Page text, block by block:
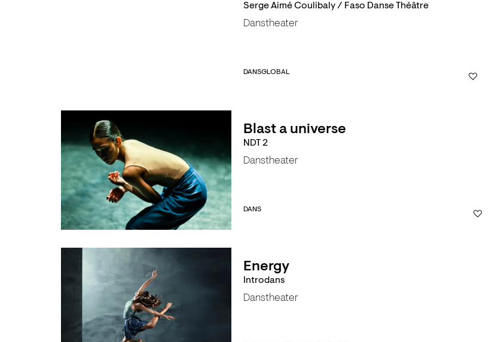
Serge Aimé Coulibaly / Faso Danse Théâtre
Danstheater
DANSGLOBAL
Blast a universe
NDT 2
Danstheater
DANS
Energy
Introdans
Danstheater